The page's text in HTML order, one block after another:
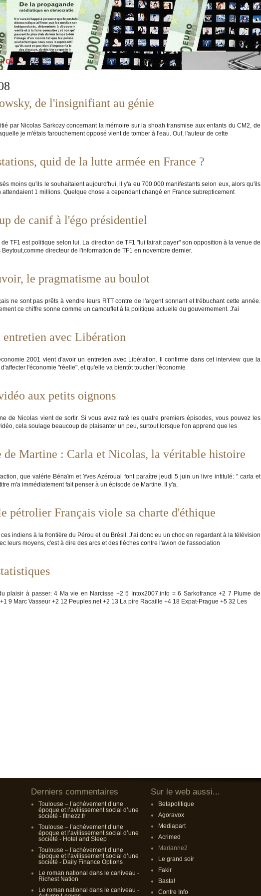
de l'insignifiant au génie
par Nicolas Sarkozy concernant la mémoire sur la shoah transmise aux enfants du CM2, de
je m'étais farouchement opposé vient de tomber à l'eau. Ouf, l'auteur de cette
quid de la lutte armée en France ?
moins qu'ils le souhaitaient aujourd'hui, il y'a eu 700.000 manifestants selon eux, alors qu'ils
1 millions. Quelque chose a cependant changé en France subrepticement
de canif à l'égo présidentiel
TF1 est politique selon lui. La direction de TF1 "lui fairait payer" son opposition à la venue de
directeur de l'information de TF1 en novembre dernier.
le pragmatisme au boulot
ne sont pas prêts à vendre leurs RTT contre de l'argent sonnant et trébuchant cette année.
ce chiffre sonne comme un camouflet à la politique actuelle du gouvernement. J'ai
avec Libération
2001 vient d'avoir un entretien avec Libération. Il confirme dans cet interview que la
l'économie "réelle", et qu'elle va bientôt toucher l'économie
aux petits oignons
de Nicolas vient de sortir. Si vous avez raté les quatre premiers épisodes, vous pouvez les
cela soulage beaucoup de plaisanter un peu, surtout lorsque l'on apprend que les
de Martine : Carla et Nicolas, la véritable histoire
que valérie Bénaïm et Yves Azéroual font paraître jeudi 5 juin un livre intitulé: " carla et
m'a immédiatement fait penser à un épisode de Martine. Il y'a,
pétrolier Français viole sa charte d'éthique
indiens à la frontière du Pérou et du Brésil. J'ai donc eu un choc en regardant à la télévision
leurs moyens, c'est à dire des arcs et des flèches contre l'avion de l'association
plaisir à passer: 4 Ma vie en Narcisse +2 5 Intox2007.info = 6 Sarkofrance +2 7 Plume de
9 Marc Vasseur +2 12 Peuples.net +2 13 La pire Racaille +4 18 Expat-Prague +5 32 Les
Derniers commentaires
Toulouse – l’achèvement d’une
époque et l’avilissement social d’une
société - fitnezz.fr
Toulouse – l’achèvement d’une
époque et l’avilissement social d’une
société - Hotel and Sleep
Toulouse – l’achèvement d’une
époque et l’avilissement social d’une
société - Daily Finance Options
Le roman national dans le caniveau -
Richest Nation
Le roman national dans le caniveau -
Sur le web aussi...
Betapolitique
Agoravox
Mediapart
Acrimed
Marianne2
Le grand soir
Fakir
Basta!
Contre Info